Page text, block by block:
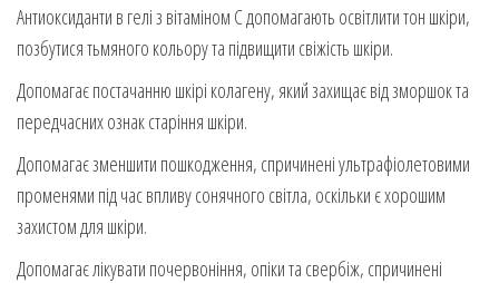
Антиоксиданти в гелі з вітаміном С допомагають освітлити тон шкіри,
позбутися тьмяного кольору та підвищити свіжість шкіри.
Допомагає постачанню шкірі колагену, який захищає від зморшок та
передчасних ознак старіння шкіри.
Допомагає зменшити пошкодження, спричинені ультрафіолетовими
променями під час впливу сонячного світла, оскільки є хорошим
захистом для шкіри.
Допомагає лікувати почервоніння, опіки та свербіж, спричинені